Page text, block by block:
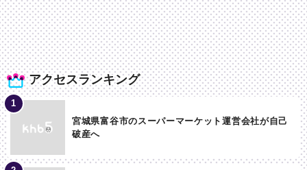
アクセスランキング
宮城県富谷市のスーパーマーケット運営会社が自己
破産へ